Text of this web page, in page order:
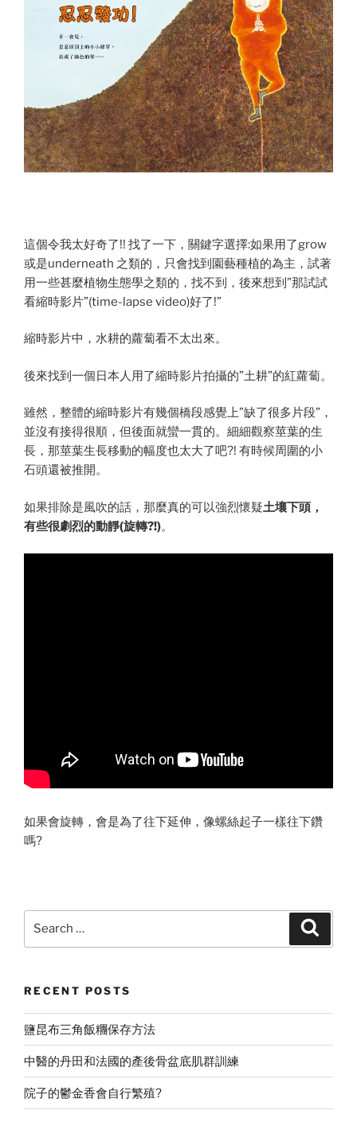
這個令我太好奇了!! 找了一下，關鍵字選擇:如果用了grow
或是underneath 之類的，只會找到園藝種植的為主，試著
用一些甚麼植物生態學之類的，找不到，後來想到”那試試
看縮時影片”(time-lapse video)好了!”
縮時影片中，水耕的蘿蔔看不太出來。
後來找到一個日本人用了縮時影片拍攝的”土耕”的紅蘿蔔。
雖然，整體的縮時影片有幾個橋段感覺上”缺了很多片段”，
並沒有接得很順，但後面就蠻一貫的。細細觀察莖葉的生
長，那莖葉生長移動的幅度也太大了吧?! 有時候周圍的小
石頭還被推開。
如果排除是風吹的話，那麼真的可以強烈懷疑土壤下頭，
有些很劇烈的動靜(旋轉?!)。
如果會旋轉，會是為了往下延伸，像螺絲起子一樣往下鑽
嗎?
RECENT POSTS
鹽昆布三角飯糰保存方法
中醫的丹田和法國的產後骨盆底肌群訓練
院子的鬱金香會自行繁殖?